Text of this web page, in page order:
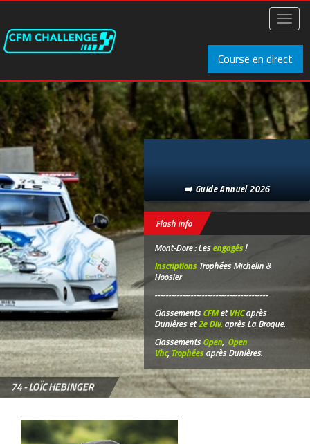
Aller
principal
Course en direct
➡️ Guide Annuel 2026
Flash info
Mont-Dore : Lesengagés!
InscriptionsTrophées Michelin &
Hoosier
-----------------------------------------
ClassementsCFMetVHCaprès
Dunières et2e Div. après La Broque.
ClassementsOpen, Open
Vhc, Trophéesaprès Dunières.
74 -LOÏC HEBINGER